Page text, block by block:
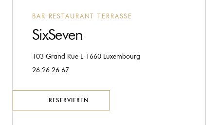
BAR RESTAURANT TERRASSE
SixSeven
103 Grand Rue L-1660 Luxembourg
26 26 26 67
RESERVIEREN